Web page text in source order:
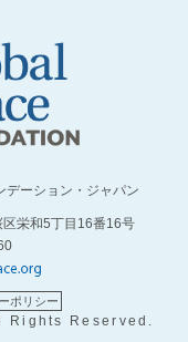
デーション・ジャパン
栄和5丁目16番16号
ポリシー
Reserved.